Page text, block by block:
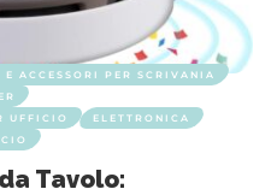
ACCESSORI PER SCRIVANIA
UFFICIO
ELETTRONICA
Tavolo: